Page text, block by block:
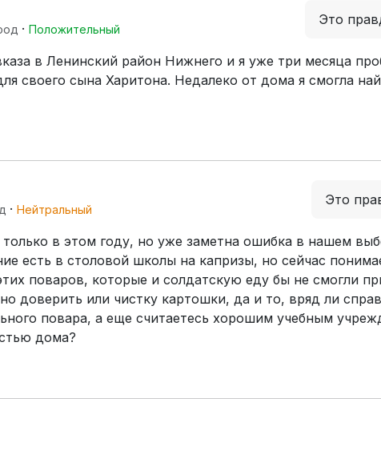
· Положительный
Это
в Ленинский район Нижнего и я уже три месяца
своего сына Харитона. Недалеко от дома я смогла
· Нейтральный
Это
в этом году, но уже заметна ошибка в нашем
есть в столовой школы на капризы, но сейчас
поваров, которые и солдатскую еду бы не смогли
доверить или чистку картошки, да и то, вряд ли
повара, а еще считаетесь хорошим учебным
дома?